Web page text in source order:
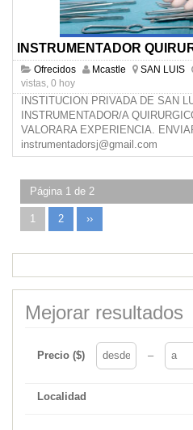
INSTRUMENTADOR
Ofrecidos Mcastle SAN LUIS
vistas, 0 hoy
INSTITUCION PRIVADA DE SAN
INSTRUMENTADOR/A
VALORARA EXPERIENCIA.
instrumentadorsj@gmail.com
Página 1 de 2
1 2 ››
Mejorar resultados
Precio ($) –
Localidad